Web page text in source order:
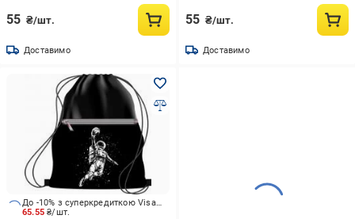
55 ₴/шт.
Доставимо
55 ₴/шт.
Доставимо
65.55₴/шт.
До -10% з суперкредиткою Visa Вигода